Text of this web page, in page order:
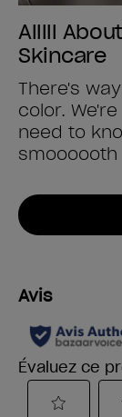
Alllll
Skincare
There's
color.
need to